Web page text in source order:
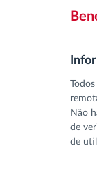
Não
de
de